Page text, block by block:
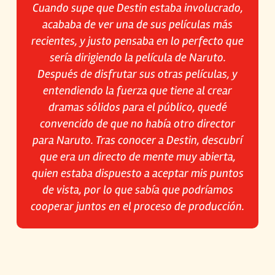
Cuando supe que Destin estaba involucrado,
acababa de ver una de sus películas más
recientes, y justo pensaba en lo perfecto que
sería dirigiendo la película de Naruto.
Después de disfrutar sus otras películas, y
entendiendo la fuerza que tiene al crear
dramas sólidos para el público, quedé
convencido de que no había otro director
para Naruto. Tras conocer a Destin, descubrí
que era un directo de mente muy abierta,
quien estaba dispuesto a aceptar mis puntos
de vista, por lo que sabía que podríamos
cooperar juntos en el proceso de producción.